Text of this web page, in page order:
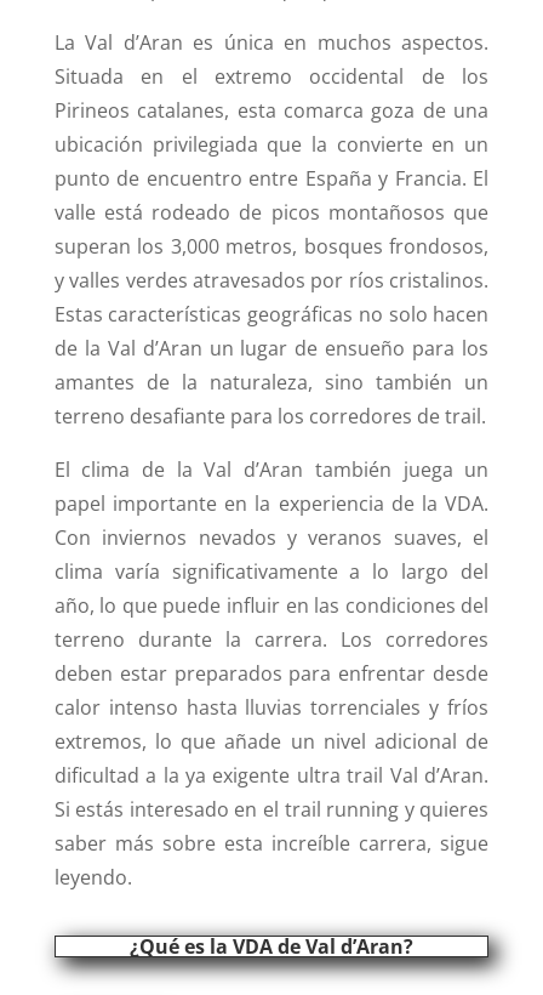
La Val d’Aran es única en muchos aspectos.
Situada en el extremo occidental de los
Pirineos catalanes, esta comarca goza de una
ubicación privilegiada que la convierte en un
punto de encuentro entre España y Francia. El
valle está rodeado de picos montañosos que
superan los 3,000 metros, bosques frondosos,
y valles verdes atravesados por ríos cristalinos.
Estas características geográficas no solo hacen
de la Val d’Aran un lugar de ensueño para los
amantes de la naturaleza, sino también un
terreno desafiante para los corredores de trail.
El clima de la Val d’Aran también juega un
papel importante en la experiencia de la VDA.
Con inviernos nevados y veranos suaves, el
clima varía significativamente a lo largo del
año, lo que puede influir en las condiciones del
terreno durante la carrera. Los corredores
deben estar preparados para enfrentar desde
calor intenso hasta lluvias torrenciales y fríos
extremos, lo que añade un nivel adicional de
dificultad a la ya exigente ultra trail Val d’Aran.
Si estás interesado en el trail running y quieres
saber más sobre esta increíble carrera, sigue
leyendo.
¿Qué es la VDA de Val d’Aran?